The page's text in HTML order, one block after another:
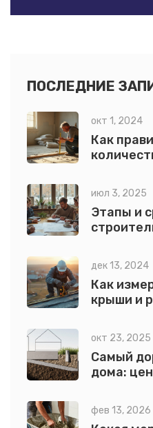
ПОСЛЕДНИЕ
окт 1, 2024
Как
июл 3, 2025
Этапы и
дек 13, 2024
Как
крыши и
окт 23, 2025
Самый
дома:
фев 13, 2026